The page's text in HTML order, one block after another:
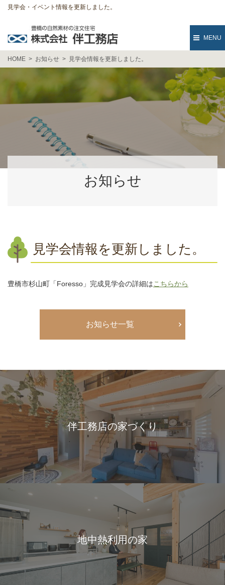
見学会・イベント情報を更新しました。
MENU
HOME お知らせ 見学会情報を更新しました。
お知らせ
見学会情報を更新しました。
豊橋市杉山町「Foresso」完成見学会の詳細はこちらから
お知らせ一覧
伴工務店の家づくり
地中熱利用の家